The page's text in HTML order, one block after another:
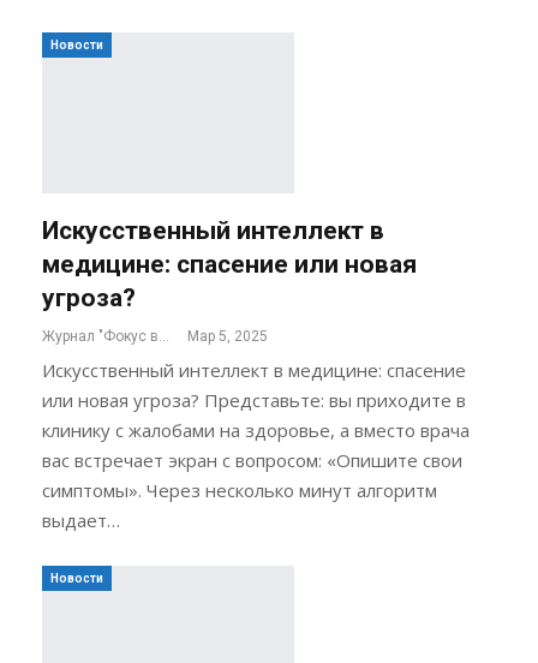
Новости
Искусственный интеллект в
медицине: спасение или новая
угроза?
Журнал "Фокус внимания" Мар 5, 2025
Искусственный интеллект в медицине: спасение
или новая угроза? Представьте: вы приходите в
клинику с жалобами на здоровье, а вместо врача
вас встречает экран с вопросом: «Опишите свои
симптомы». Через несколько минут алгоритм
выдает…
Новости